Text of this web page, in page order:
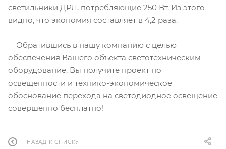
светильники ДРЛ, потребляющие 250 Вт. Из этого
видно, что экономия составляет в 4,2 раза.
Обратившись в нашу компанию с целью
обеспечения Вашего объекта светотехническим
оборудование, Вы получите проект по
освещенности и технико-экономическое
обоснование перехода на светодиодное освещение
совершенно бесплатно!
НАЗАД К СПИСКУ